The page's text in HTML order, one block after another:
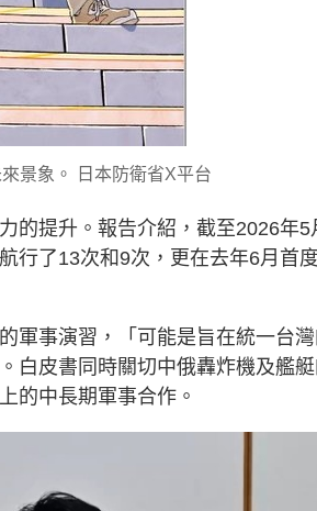
景象。 日本防衛省X平台
的提升。報告介紹，截至2026年5
行了13次和9次，更在去年6月首
軍事演習，「可能是旨在統一台
白皮書同時關切中俄轟炸機及艦
的中長期軍事合作。